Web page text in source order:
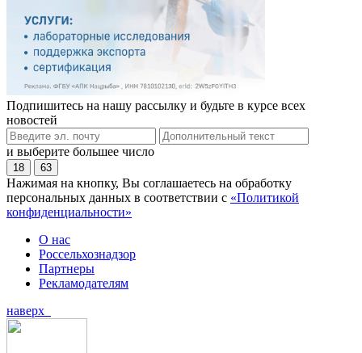
Подпишитесь на нашу рассылку и будьте в курсе всех
новостей
и выберите большее число
18 63
Нажимая на кнопку, Вы соглашаетесь на обработку
персональных данных в соответствии с «Политикой
конфиденциальности»
О нас
Россельхознадзор
Партнеры
Рекламодателям
наверх